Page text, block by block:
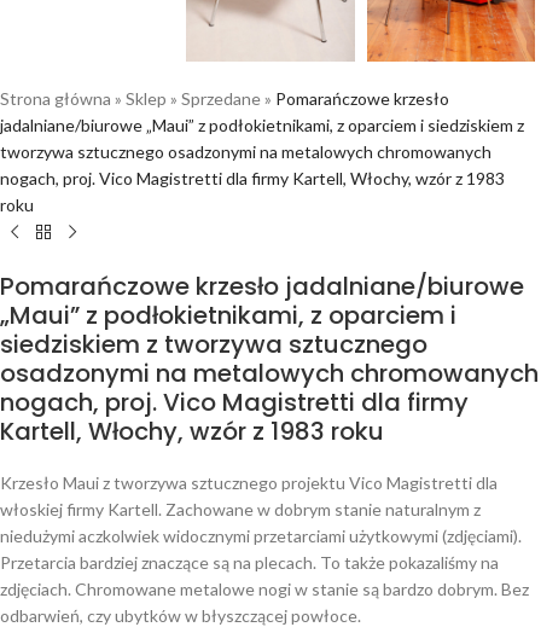
Strona główna » Sklep » Sprzedane» Pomarańczowe krzesło
jadalniane/biurowe „Maui” z podłokietnikami, z oparciem i siedziskiem z
tworzywa sztucznego osadzonymi na metalowych chromowanych
nogach, proj. Vico Magistretti dla firmy Kartell, Włochy, wzór z 1983
roku
Pomarańczowe krzesło jadalniane/biurowe
„Maui” z podłokietnikami, z oparciem i
siedziskiem z tworzywa sztucznego
osadzonymi na metalowych chromowanych
nogach, proj. Vico Magistretti dla firmy
Kartell, Włochy, wzór z 1983 roku
Krzesło Maui z tworzywa sztucznego projektu Vico Magistretti dla
włoskiej firmy Kartell. Zachowane w dobrym stanie naturalnym z
niedużymi aczkolwiek widocznymi przetarciami użytkowymi (zdjęciami).
Przetarcia bardziej znaczące są na plecach. To także pokazaliśmy na
zdjęciach. Chromowane metalowe nogi w stanie są bardzo dobrym. Bez
odbarwień, czy ubytków w błyszczącej powłoce.